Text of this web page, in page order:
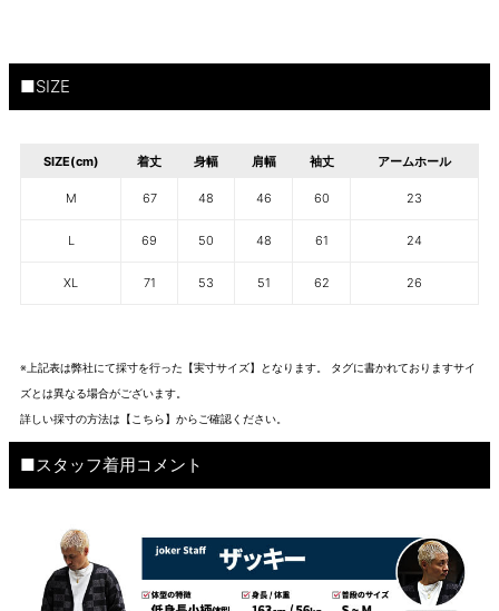
■SIZE
SIZE(cm) 着丈 身幅 肩幅 袖丈 アームホール
M 67 48 46 60 23
L 69 50 48 61 24
XL 71 53 51 62 26
※上記表は弊社にて採寸を行った【実寸サイズ】となります。 タグに書かれておりますサイ
ズとは異なる場合がございます。
詳しい採寸の方法は 【こちら】から ご確認ください。
■スタッフ着用コメント